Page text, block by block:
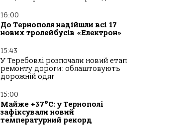
16:00
До Тернополя надійшли всі 17
нових тролейбусів «Електрон»
15:43
У Теребовлі розпочали новий етап
ремонту дороги: облаштовують
дорожній одяг
15:00
Майже +37°C: у Тернополі
зафіксували новий
температурний рекорд